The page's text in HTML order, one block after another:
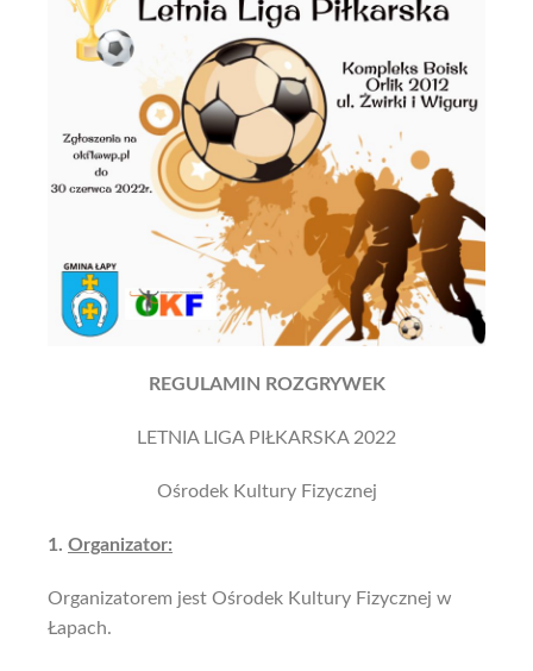
REGULAMIN ROZGRYWEK
LETNIA LIGA PIŁKARSKA 2022
Ośrodek Kultury Fizycznej
1. Organizator:
Organizatorem jest Ośrodek Kultury Fizycznej w
Łapach.